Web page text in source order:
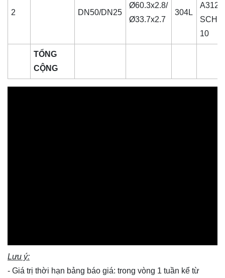
2 DN50/DN25
Ø60.3x2.8/
Ø33.7x2.7
304L
A312,
SCH
10
TỔNG
CỘNG
Lưu ý:
- Giá trị thời hạn bảng báo giá: trong vòng 1 tuần kể từ